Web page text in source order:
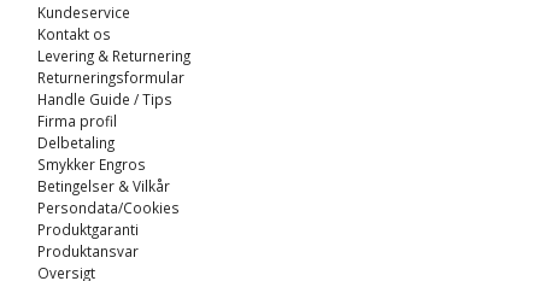
Kundeservice
Kontakt os
Levering & Returnering
Returneringsformular
Handle Guide / Tips
Firma profil
Delbetaling
Smykker Engros
Betingelser & Vilkår
Persondata/Cookies
Produktgaranti
Produktansvar
Oversigt